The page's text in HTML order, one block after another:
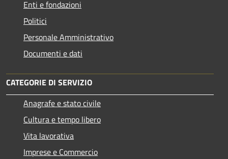
Enti e fondazioni
Politici
Personale Amministrativo
Documenti e dati
CATEGORIE DI SERVIZIO
Anagrafe e stato civile
Cultura e tempo libero
Vita lavorativa
Imprese e Commercio